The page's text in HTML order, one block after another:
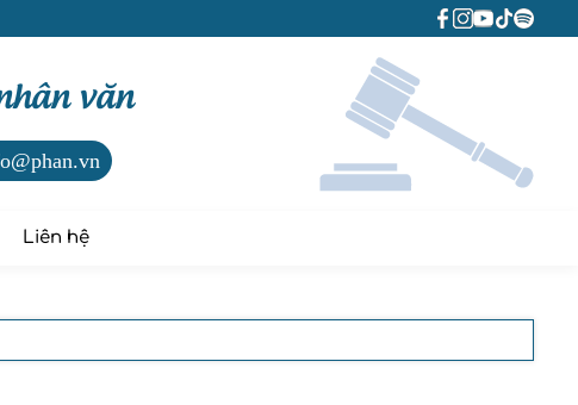
văn
Liên hệ